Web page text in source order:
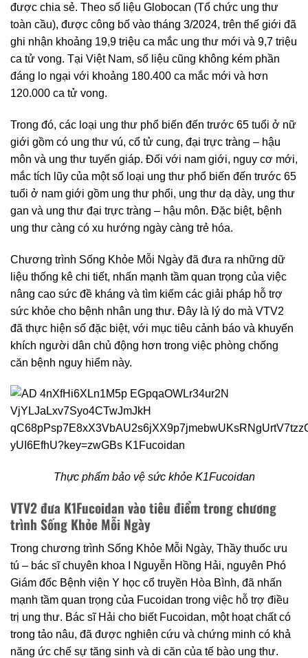
được chia sẻ. Theo số liệu Globocan (Tổ chức ung thư
toàn cầu), được công bố vào tháng 3/2024, trên thế giới đã
ghi nhận khoảng 19,9 triệu ca mắc ung thư mới và 9,7 triệu
ca tử vong. Tại Việt Nam, số liệu cũng không kém phần
đáng lo ngại với khoảng 180.400 ca mắc mới và hơn
120.000 ca tử vong.
Trong đó, các loại ung thư phổ biến đến trước 65 tuổi ở nữ
giới gồm có ung thư vú, cổ tử cung, đại trực tràng – hậu
môn và ung thư tuyến giáp. Đối với nam giới, nguy cơ mới,
mắc tích lũy của một số loại ung thư phổ biến đến trước 65
tuổi ở nam giới gồm ung thư phổi, ung thư dạ dày, ung thư
gan và ung thư đại trực tràng – hậu môn. Đặc biệt, bệnh
ung thư càng có xu hướng ngày càng trẻ hóa.
Chương trình Sống Khỏe Mỗi Ngày đã đưa ra những dữ
liệu thống kê chi tiết, nhấn mạnh tầm quan trọng của việc
nâng cao sức đề kháng và tìm kiếm các giải pháp hỗ trợ
sức khỏe cho bệnh nhân ung thư. Đây là lý do mà VTV2
đã thực hiện số đặc biệt, với mục tiêu cảnh báo và khuyến
khích người dân chủ động hơn trong việc phòng chống
căn bệnh nguy hiểm này.
Thực phẩm bảo vệ sức khỏe K1Fucoidan
VTV2 đưa K1Fucoidan vào tiêu điểm trong chương
trình Sống Khỏe Mỗi Ngày
Trong chương trình Sống Khỏe Mỗi Ngày, Thầy thuốc ưu
tú – bác sĩ chuyên khoa I Nguyễn Hồng Hải, nguyên Phó
Giám đốc Bệnh viện Y học cổ truyền Hòa Bình, đã nhấn
mạnh tầm quan trọng của Fucoidan trong việc hỗ trợ điều
trị ung thư. Bác sĩ Hải cho biết Fucoidan, một hoạt chất có
trong tảo nâu, đã được nghiên cứu và chứng minh có khả
năng ức chế sự tăng sinh và di căn của tế bào ung thư.